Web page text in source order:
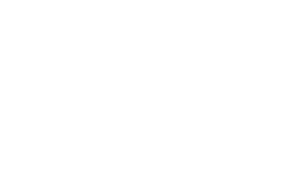
Hotels & Resorts